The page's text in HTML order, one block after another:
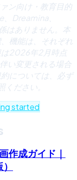
ン向け・教育目的
Dreamina、
はありません。本
機能は、それぞれ
は2026年2月時点
い変更される場合
については、必ず
ください。
started
作成ガイド｜